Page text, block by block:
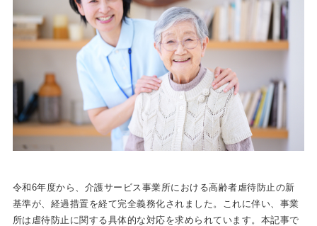
令和6年度から、介護サービス事業所における高齢者虐待防止の新
基準が、経過措置を経て完全義務化されました。これに伴い、事業
所は虐待防止に関する具体的な対応を求められています。本記事で